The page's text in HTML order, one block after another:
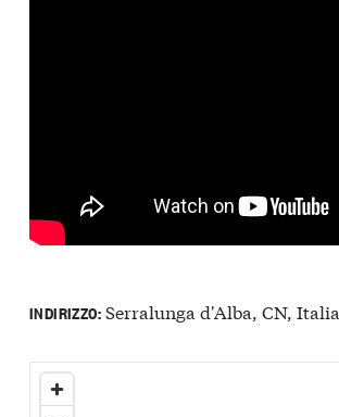
INDIRIZZO:Serralunga d'Alba, CN, Italia